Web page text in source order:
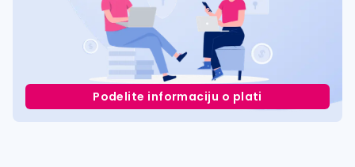
Podelite informaciju o plati